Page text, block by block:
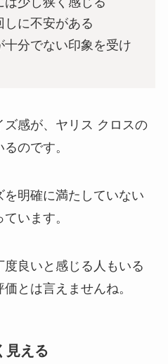
に不安がある
分でない印象を受け
ズ感が、ヤリス クロスの
のです。
を明確に満たしていない
います。
良いと感じる人もいる
とは言えませんね。
見える